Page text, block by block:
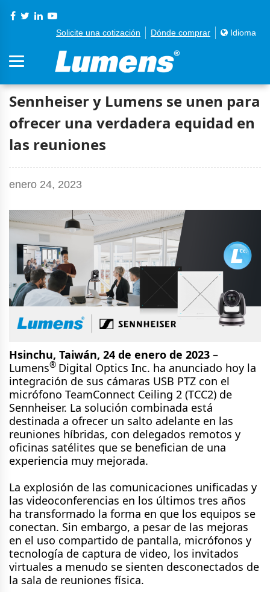
Solicite una cotización Dónde comprar Idioma
Sennheiser y Lumens se unen para
ofrecer una verdadera equidad en
las reuniones
enero 24, 2023
Hsinchu, Taiwán, 24 de enero de 2023 –
Lumens® Digital Optics Inc. ha anunciado hoy la
integración de sus cámaras USB PTZ con el
micrófono TeamConnect Ceiling 2 (TCC2) de
Sennheiser. La solución combinada está
destinada a ofrecer un salto adelante en las
reuniones híbridas, con delegados remotos y
oficinas satélites que se benefician de una
experiencia muy mejorada.
La explosión de las comunicaciones unificadas y
las videoconferencias en los últimos tres años
ha transformado la forma en que los equipos se
conectan. Sin embargo, a pesar de las mejoras
en el uso compartido de pantalla, micrófonos y
tecnología de captura de video, los invitados
virtuales a menudo se sienten desconectados de
la sala de reuniones física.